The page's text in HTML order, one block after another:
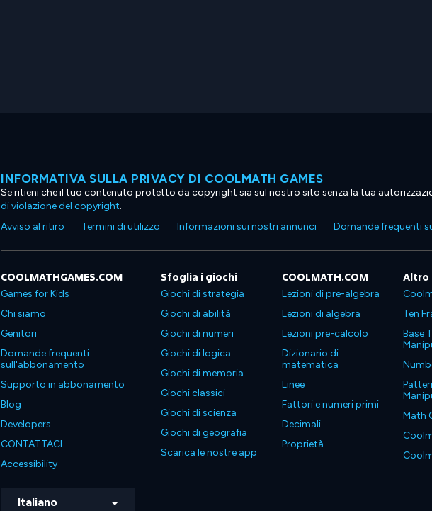
INFORMATIVA SULLA PRIVACY DI COOLMATH GAMES
Se ritieni che il tuo contenuto protetto da copyright sia sul nostro sito senza la tua
di violazione del copyright.
Avviso al ritiro
Termini di utilizzo Informazioni sui nostri annunci Domande frequenti
COOLMATHGAMES.COM
Games for Kids
Chi siamo
Genitori
Domande frequenti
sull'abbonamento
Supporto in abbonamento
Blog
Developers
CONTATTACI
Accessibility
Sfoglia i giochi
Giochi di strategia
Giochi di abilità
Giochi di numeri
Giochi di logica
Giochi di memoria
Giochi classici
Giochi di scienza
Giochi di geografia
Scarica le nostre app
COOLMATH.COM
Lezioni di pre-algebra
Lezioni di algebra
Lezioni pre-calcolo
Dizionario di
matematica
Linee
Fattori e numeri primi
Decimali
Proprietà
Altro
Ten
Base
Math
Italiano